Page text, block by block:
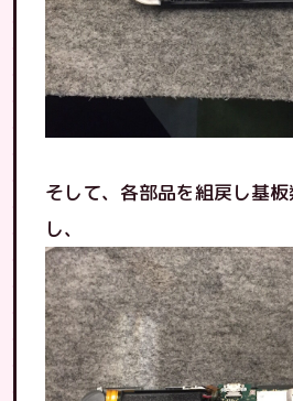
そして、各部品を組戻し基
し、